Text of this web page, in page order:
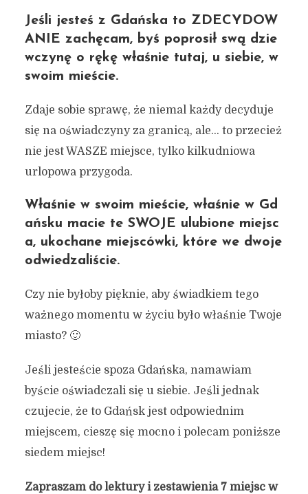
Jeśli jesteś z Gdańska to ZDECYDOW
ANIE zachęcam, byś poprosił swą dzie
wczynę o rękę właśnie tutaj, u siebie, w
swoim mieście.
Zdaje sobie sprawę, że niemal każdy decyduje
się na oświadczyny za granicą, ale… to przecież
nie jest WASZE miejsce, tylko kilkudniowa
urlopowa przygoda.
Właśnie w swoim mieście, właśnie w Gd
ańsku macie te SWOJE ulubione miejsc
a, ukochane miejscówki, które we dwoje
odwiedzaliście.
Czy nie byłoby pięknie, aby świadkiem tego
ważnego momentu w życiu było właśnie Twoje
miasto? 🙂
Jeśli jesteście spoza Gdańska, namawiam
byście oświadczali się u siebie. Jeśli jednak
czujecie, że to Gdańsk jest odpowiednim
miejscem, cieszę się mocno i polecam poniższe
siedem miejsc!
Zapraszam do lektury i zestawienia 7 miejsc w